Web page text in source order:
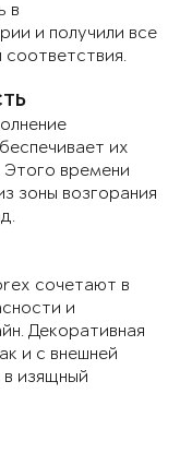
в
и получили все
их
Этого времени
зоны возгорания
сочетают в
и
Декоративная
и с внешней
изящный